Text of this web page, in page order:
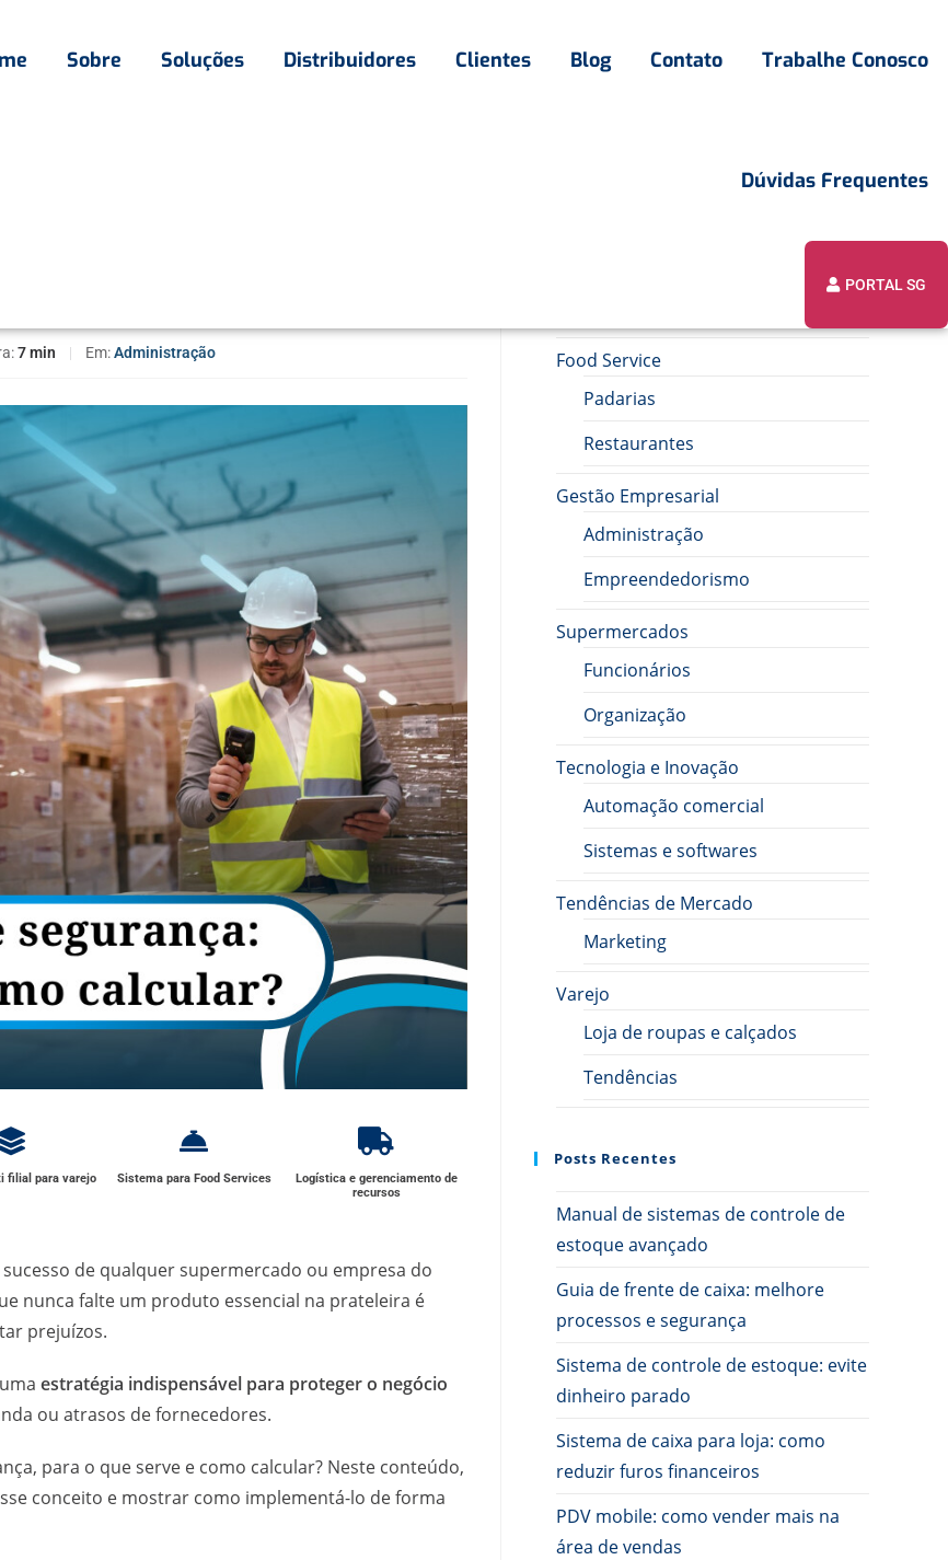
Sobre Soluções Distribuidores Clientes Blog Contato Trabalhe Conosco
Dúvidas Frequentes
PORTAL SG
7 min | Em:Administração
filial para varejo Sistema para Food Services
Logística e gerenciamento de
recursos
de qualquer supermercado ou empresa do
nunca falte um produto essencial na prateleira é
prejuízos.
estratégia indispensável para proteger o negócio
ou atrasos de fornecedores.
para o que serve e como calcular? Neste conteúdo,
conceito e mostrar como implementá-lo de forma
Food Service
Padarias
Restaurantes
Gestão Empresarial
Administração
Empreendedorismo
Supermercados
Funcionários
Organização
Tecnologia e Inovação
Automação comercial
Sistemas e softwares
Tendências de Mercado
Marketing
Varejo
Loja de roupas e calçados
Tendências
Posts Recentes
Manual de sistemas de controle de
estoque avançado
Guia de frente de caixa: melhore
processos e segurança
Sistema de controle de estoque: evite
dinheiro parado
Sistema de caixa para loja: como
reduzir furos financeiros
PDV mobile: como vender mais na
área de vendas